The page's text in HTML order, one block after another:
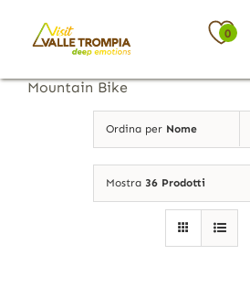
contenuto
0
Mountain Bike
Ordina per Nome
Mostra 36 Prodotti